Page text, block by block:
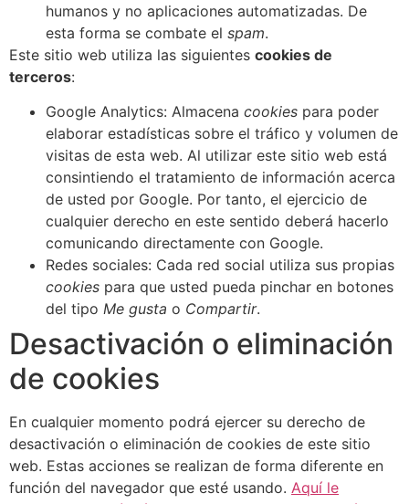
humanos y no aplicaciones automatizadas. De
esta forma se combate el spam.
Este sitio web utiliza las siguientes cookies de
terceros:
Google Analytics: Almacena cookies para poder
elaborar estadísticas sobre el tráfico y volumen de
visitas de esta web. Al utilizar este sitio web está
consintiendo el tratamiento de información acerca
de usted por Google. Por tanto, el ejercicio de
cualquier derecho en este sentido deberá hacerlo
comunicando directamente con Google.
Redes sociales: Cada red social utiliza sus propias
cookies para que usted pueda pinchar en botones
del tipo Me gusta o Compartir.
Desactivación o eliminación
de cookies
En cualquier momento podrá ejercer su derecho de
desactivación o eliminación de cookies de este sitio
web. Estas acciones se realizan de forma diferente en
función del navegador que esté usando. Aquí le